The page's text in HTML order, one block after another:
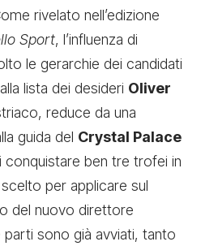
rivelato nell’edizione
Sport, l’influenza di
le gerarchie dei candidati
lista dei desideri Oliver
reduce da una
guida del Crystal Palace
ben tre trofei in
per applicare sul
del nuovo direttore
sono già avviati, tanto